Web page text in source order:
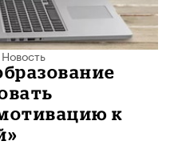
Новость
к